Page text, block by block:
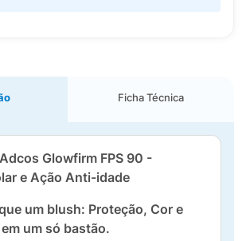
Ficha Técnica
Glowfirm FPS 90 -
e Ação Anti-idade
um blush: Proteção, Cor e
um só bastão.